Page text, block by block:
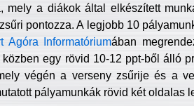
a diákok által elkészített
pontozza. A legjobb 10
Agóra Informatóriumában
egy rövid 10-12 ppt-ből álló
végén a verseny zsűrije és a
pályamunkák rövid két oldalas